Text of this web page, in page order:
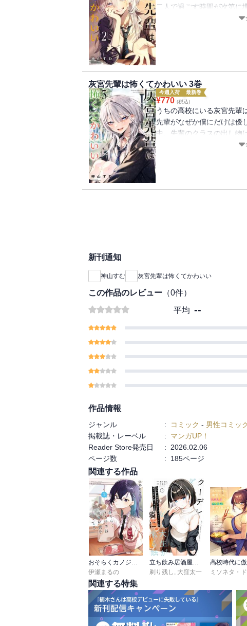
二人で過ごす時間が次第に
るにつれ先輩がたぶん怖い
灰宮先輩は怖くてかわいい 3巻
今週入荷 最新巻
¥770 (税込)
うちの高校にいる灰宮先輩
先輩がなぜか僕にだけは優
中、先輩のクラスの出し物
ト・紫雨恋雪のムチャ振り
ュン先輩ラブコメ第３巻！
新刊通知
神山すむ 灰宮先輩は怖くてかわいい
この作品のレビュー （0件）
平均 --
作品情報
ジャンル : コミック - 男性コミッ
掲載誌・レーベル
: マンガUP！
Reader Store発売日
: 2026.02.06
ページ数
: 185ページ
関連する作品
伊瀬まるの
剃り残し
大窪太一
関連する特集